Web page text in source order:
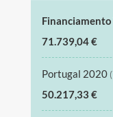
Financiamento
71.739,04 €
Portugal 2020
50.217,33 €